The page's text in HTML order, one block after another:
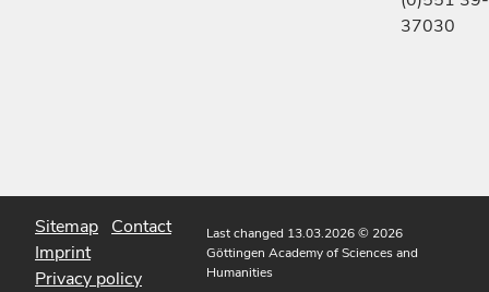
37030
Sitemap Contact
Imprint
Privacy policy
Last changed 13.03.2026© 2026
Göttingen Academy of Sciences and
Humanities